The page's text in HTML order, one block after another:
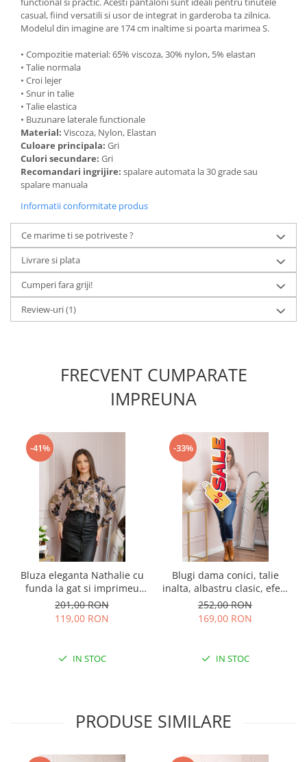
casual, fiind versatili si usor de integrat in garderoba ta zilnica.
Modelul din imagine are 174 cm inaltime si poarta marimea S.
• Compozitie material: 65% viscoza, 30% nylon, 5% elastan
• Talie normala
• Croi lejer
• Snur in talie
• Talie elastica
• Buzunare laterale functionale
Material: Viscoza, Nylon, Elastan
Culoare principala: Gri
Culori secundare: Gri
Recomandari ingrijire: spalare automata la 30 grade sau
spalare manuala
Informatii conformitate produs
Ce marime ti se potriveste ?
Livrare si plata
Cumperi fara griji!
Review-uri(1)
FRECVENT CUMPARATE
IMPREUNA
-41%
Bluza eleganta Nathalie cu
funda la gat si imprimeu
auriu si albastru
201,00 RON
119,00 RON
IN STOC
-33%
Blugi dama conici, talie
inalta, albastru clasic, efect
prespalat — Holly
252,00 RON
169,00 RON
IN STOC
PRODUSE SIMILARE